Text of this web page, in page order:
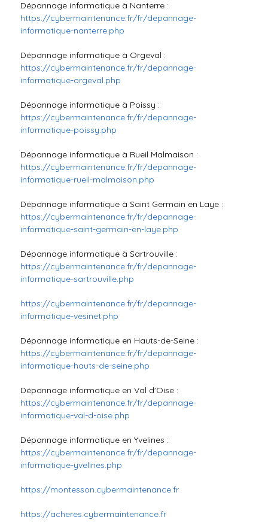
Dépannage informatique à Nanterre :
https://cybermaintenance.fr/fr/depannage-
informatique-nanterre.php
Dépannage informatique à Orgeval :
https://cybermaintenance.fr/fr/depannage-
informatique-orgeval.php
Dépannage informatique à Poissy :
https://cybermaintenance.fr/fr/depannage-
informatique-poissy.php
Dépannage informatique à Rueil Malmaison :
https://cybermaintenance.fr/fr/depannage-
informatique-rueil-malmaison.php
Dépannage informatique à Saint Germain en Laye :
https://cybermaintenance.fr/fr/depannage-
informatique-saint-germain-en-laye.php
Dépannage informatique à Sartrouville :
https://cybermaintenance.fr/fr/depannage-
informatique-sartrouville.php
https://cybermaintenance.fr/fr/depannage-
informatique-vesinet.php
Dépannage informatique en Hauts-de-Seine :
https://cybermaintenance.fr/fr/depannage-
informatique-hauts-de-seine.php
Dépannage informatique en Val d'Oise :
https://cybermaintenance.fr/fr/depannage-
informatique-val-d-oise.php
Dépannage informatique en Yvelines :
https://cybermaintenance.fr/fr/depannage-
informatique-yvelines.php
https://montesson.cybermaintenance.fr
https://acheres.cybermaintenance.fr